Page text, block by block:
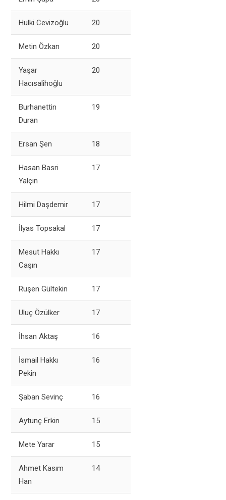
Hulki Cevizoğlu 20
Metin Özkan 20
Yaşar
Hacısalihoğlu
20
Burhanettin
Duran
19
Ersan Şen 18
Hasan Basri
Yalçın
17
Hilmi Daşdemir 17
İlyas Topsakal 17
Mesut Hakkı
Caşın
17
Ruşen Gültekin 17
Uluç Özülker 17
İhsan Aktaş 16
İsmail Hakkı
Pekin
16
Şaban Sevinç 16
Aytunç Erkin 15
Mete Yarar 15
Ahmet Kasım
Han
14